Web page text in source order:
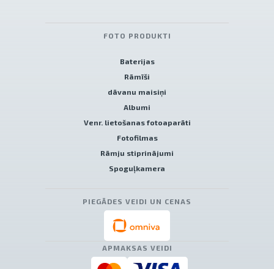
FOTO PRODUKTI
Baterijas
Rāmīši
dāvanu maisiņi
Albumi
Venr. lietošanas fotoaparāti
Fotofilmas
Rāmju stiprinājumi
Spoguļkamera
PIEGĀDES VEIDI UN CENAS
APMAKSAS VEIDI